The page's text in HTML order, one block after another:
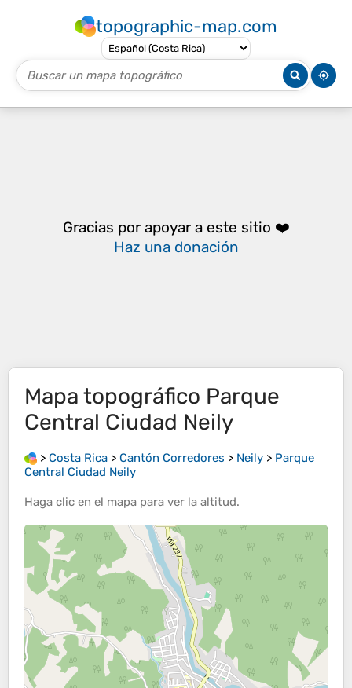
topographic-map.com
Gracias por apoyar a este sitio ❤️
Haz una donación
Mapa topográfico Parque
Central Ciudad Neily
> Costa Rica > Cantón Corredores > Neily > Parque
Central Ciudad Neily
Haga clic en el mapa para ver la altitud.